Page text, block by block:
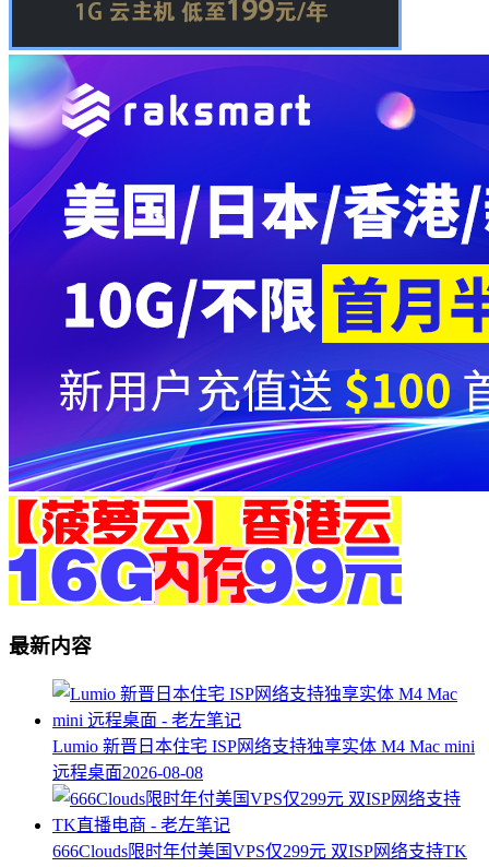
最新内容
Lumio 新晋日本住宅 ISP网络支持独享实体 M4 Mac mini
远程桌面2026-08-08
666Clouds限时年付美国VPS仅299元 双ISP网络支持TK